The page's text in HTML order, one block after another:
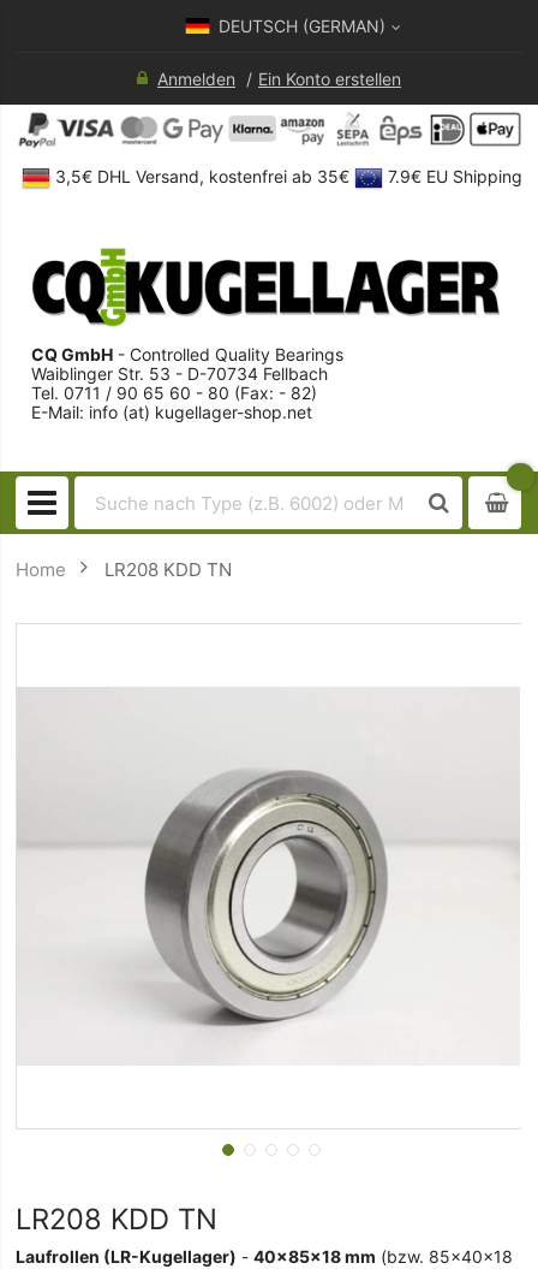
DEUTSCH (GERMAN)
Anmelden Ein Konto erstellen
3,5€ DHL Versand, kostenfrei ab 35€ 7.9€ EU Shipping
CQ GmbH - Controlled Quality Bearings
Waiblinger Str. 53 - D-70734 Fellbach
Tel. 0711 / 90 65 60 - 80 (Fax: - 82)
E-Mail: info (at) kugellager-shop.net
Home LR208 KDD TN
LR208 KDD TN
Laufrollen (LR-Kugellager) -40x85x18 mm (bzw. 85x40x18